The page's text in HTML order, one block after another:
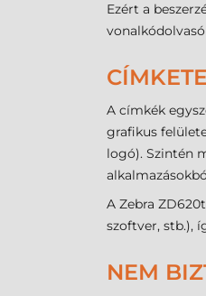
Ezért a
A címkék
grafikus
logó). Szintén
A Zebra
szoftver, stb.),
NEM